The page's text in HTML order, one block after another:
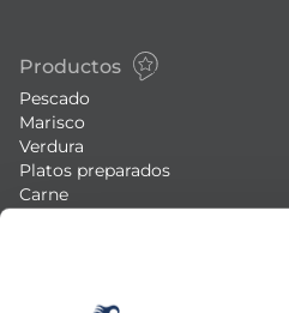
Productos
Pescado
Marisco
Verdura
Platos preparados
Carne